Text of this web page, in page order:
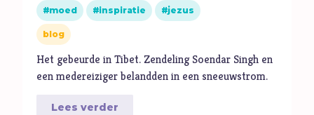
moed inspiratie jezus
blog
Het gebeurde in Tibet. Zendeling Soendar Singh en
een medereiziger belandden in een sneeuwstrom.
Lees verder